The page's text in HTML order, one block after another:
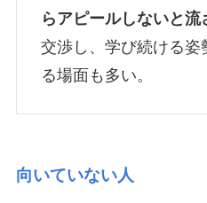
らアピールしないと流
交渉し、学び続ける姿
る場面も多い。
向いていない人